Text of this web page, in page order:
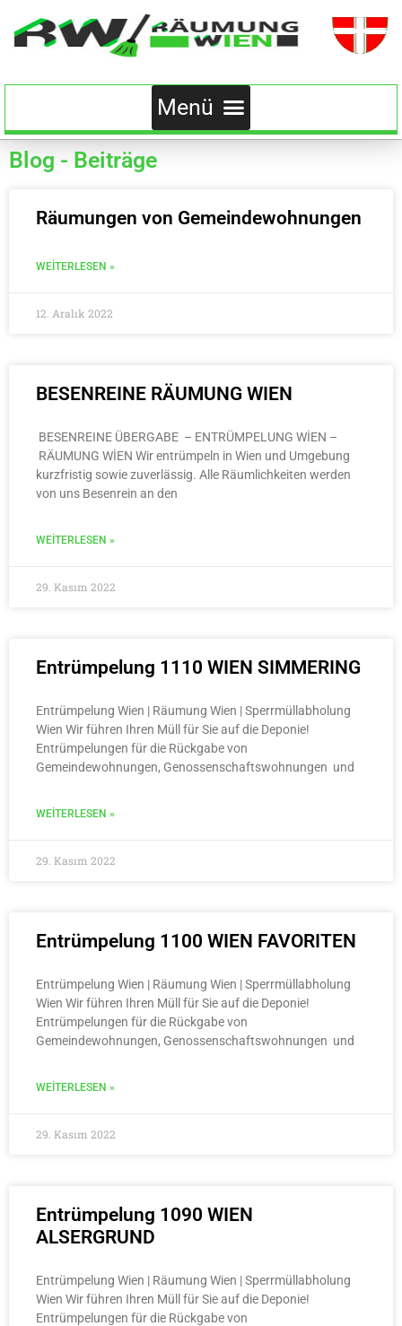
Blog - Beiträge
Räumungen von Gemeindewohnungen
WEITERLESEN »
12. Aralık 2022
BESENREINE RÄUMUNG WIEN
BESENREINE ÜBERGABE – ENTRÜMPELUNG WİEN –
RÄUMUNG WİEN Wir entrümpeln in Wien und Umgebung
kurzfristig sowie zuverlässig. Alle Räumlichkeiten werden
von uns Besenrein an den
WEITERLESEN »
29. Kasım 2022
Entrümpelung 1110 WIEN SIMMERING
Entrümpelung Wien | Räumung Wien | Sperrmüllabholung
Wien Wir führen Ihren Müll für Sie auf die Deponie!
Entrümpelungen für die Rückgabe von
Gemeindewohnungen, Genossenschaftswohnungen und
WEITERLESEN »
29. Kasım 2022
Entrümpelung 1100 WIEN FAVORITEN
Entrümpelung Wien | Räumung Wien | Sperrmüllabholung
Wien Wir führen Ihren Müll für Sie auf die Deponie!
Entrümpelungen für die Rückgabe von
Gemeindewohnungen, Genossenschaftswohnungen und
WEITERLESEN »
29. Kasım 2022
Entrümpelung 1090 WIEN
ALSERGRUND
Entrümpelung Wien | Räumung Wien | Sperrmüllabholung
Wien Wir führen Ihren Müll für Sie auf die Deponie!
Entrümpelungen für die Rückgabe von